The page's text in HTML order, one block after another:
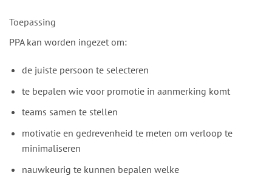
Toepassing
PPA kan worden ingezet om:
de juiste persoon te selecteren
te bepalen wie voor promotie in aanmerking komt
teams samen te stellen
motivatie en gedrevenheid te meten om verloop te
minimaliseren
nauwkeurig te kunnen bepalen welke